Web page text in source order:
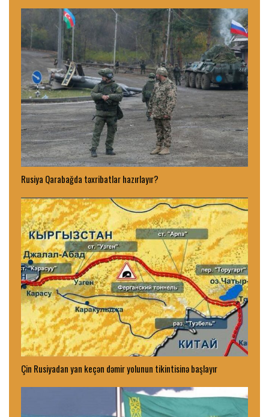
Rusiya Qarabağda təxribatlar hazırlayır?
Çin Rusiyadan yan keçən dəmir yolunun tikintisinə başlayır